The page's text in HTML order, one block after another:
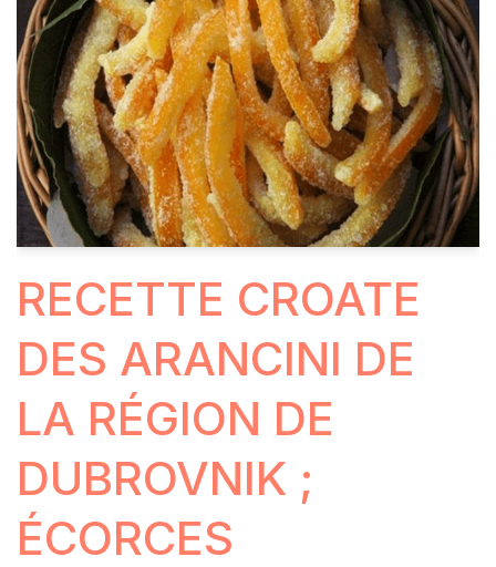
RECETTE CROATE
DES ARANCINI DE
LA RÉGION DE
DUBROVNIK ;
ÉCORCES